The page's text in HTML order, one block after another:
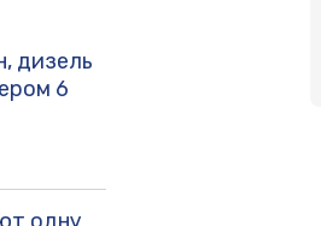
дизель
6
одну